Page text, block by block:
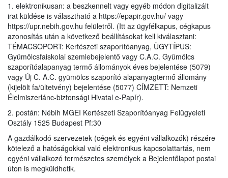
1. elektronikusan: a beszkennelt vagy egyéb módon digitalizált
irat küldése is választható a https://epapir.gov.hu/ vagy
https://upr.nebih.gov.hu felületről. (Itt az ügyfélkapus, cégkapus
azonosítás után a következő beállításokat kell kiválasztani:
TÉMACSOPORT: Kertészeti szaporítóanyag, ÜGYTÍPUS:
Gyümölcsfaiskolai szemlebejelentő vagy C.A.C. Gyümölcs
szaporítóalapanyag termő állományok éves bejelentése (5079)
vagy Új C. A.C. gyümölcs szaporító alapanyagtermő állomány
(kijelölt fa/ültetvény) bejelentése (5077) CÍMZETT: Nemzeti
Élelmiszerlánc-biztonsági Hivatal e-Papír).
2. postán: Nébih MGEI Kertészeti Szaporítóanyag Felügyeleti
Osztály 1525 Budapest Pf:30
A gazdálkodó szervezetek (cégek és egyéni vállalkozók) részére
kötelező a hatóságokkal való elektronikus kapcsolattartás, nem
egyéni vállalkozó természetes személyek a Bejelentőlapot postai
úton is megküldhetik.